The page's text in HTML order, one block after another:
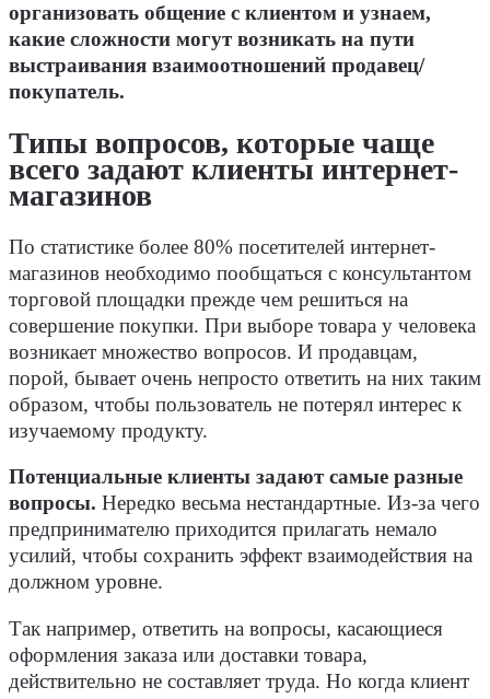
организовать общение с клиентом и узнаем,
какие сложности могут возникать на пути
выстраивания взаимоотношений продавец/
покупатель.
Типы вопросов, которые чаще
всего задают клиенты интернет-
магазинов
По статистике более 80% посетителей интернет-
магазинов необходимо пообщаться с консультантом
торговой площадки прежде чем решиться на
совершение покупки. При выборе товара у человека
возникает множество вопросов. И продавцам,
порой, бывает очень непросто ответить на них таким
образом, чтобы пользователь не потерял интерес к
изучаемому продукту.
Потенциальные клиенты задают самые разные
вопросы. Нередко весьма нестандартные. Из-за чего
предпринимателю приходится прилагать немало
усилий, чтобы сохранить эффект взаимодействия на
должном уровне.
Так например, ответить на вопросы, касающиеся
оформления заказа или доставки товара,
действительно не составляет труда. Но когда клиент